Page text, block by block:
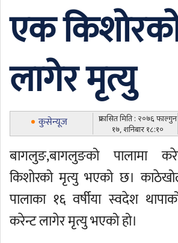
एक
लागेर मृत्यु
कुसेन्यूज
प्रकासित मिति : २०७६ फाल्गुन
१७, शनिबार १८:१०
बागलुङ,बागलुङको पालामा
किशोरको मृत्यु भएको छ।
पालाका १६ वर्षीया स्वदेश
करेन्ट लागेर मृत्यु भएको हो।